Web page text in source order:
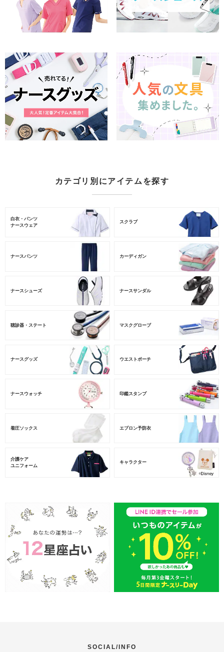
カテゴリ別にアイテムを探す
白衣・パンツ
ナースウェア
スクラブ
ナースパンツ カーディガン
ナースシューズ ナースサンダル
聴診器・ステート マスクグローブ
ナースグッズ ウエストポーチ
ナースウォッチ 印鑑スタンプ
着圧ソックス エプロン予防衣
介護ケア
ユニフォーム
キャラクター
SOCIAL/INFO